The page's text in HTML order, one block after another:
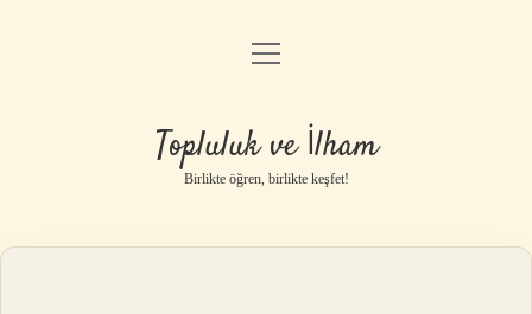
Anasayfa
Gizlilik Politikası
Yasal Uyarı
menüyü
Topluluk ve İlham
Birlikte öğren, birlikte keşfet!